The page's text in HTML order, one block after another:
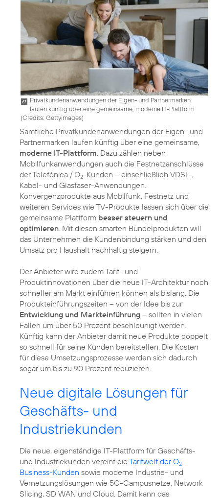
Privatkundenanwendungen der Eigen- und Partnermarken
laufen künftig über eine gemeinsame, moderne IT-Plattform
(Credits: Gettyimages)
Sämtliche Privatkundenanwendungen der Eigen- und
Partnermarken laufen künftig über eine gemeinsame,
moderne IT-Plattform. Dazu zählen neben
Mobilfunkanwendungen auch die Festnetzanschlüsse
der Telefónica / O2-Kunden – einschließlich VDSL-,
Kabel- und Glasfaser-Anwendungen.
Konvergenzprodukte aus Mobilfunk, Festnetz und
weiteren Services wie TV-Produkte lassen sich über die
gemeinsame Plattform besser steuern und
optimieren. Mit diesen smarten Bündelprodukten will
das Unternehmen die Kundenbindung stärken und den
Umsatz pro Haushalt nachhaltig steigern.
Der Anbieter wird zudem Tarif- und
Produktinnovationen über die neue IT-Architektur noch
schneller am Markt einführen können als bislang. Die
Produkteinführungszeiten – von der Idee bis zur
Entwicklung und Markteinführung – sollten in vielen
Fällen um über 50 Prozent beschleunigt werden.
Künftig kann der Anbieter damit neue Produkte doppelt
so schnell für seine Kunden bereitstellen. Die Kosten
für diese Umsetzungsprozesse werden sich dadurch
sogar um bis zu 90 Prozent reduzieren.
Neue digitale Lösungen für
Geschäfts- und
Industriekunden
Die neue, eigenständige IT-Plattform für Geschäfts-
und Industriekunden vereint die Tarifwelt der O2
Business-Kunden sowie moderne Industrie- und
Vernetzungslösungen wie 5G-Campusnetze, Network
Slicing, SD WAN und Cloud. Damit kann das